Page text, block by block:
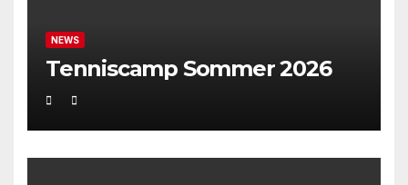
NEWS
Tenniscamp Sommer 2026